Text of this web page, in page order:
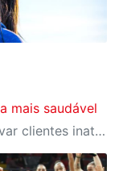
mais saudável
SESI-SP lança campanha para incentivar clientes inativos a retomarem a prática de atividades físicas, esporte e lazer com benefícios exclusivos